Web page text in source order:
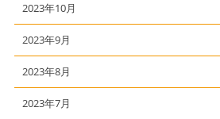
2023年10月
2023年9月
2023年8月
2023年7月